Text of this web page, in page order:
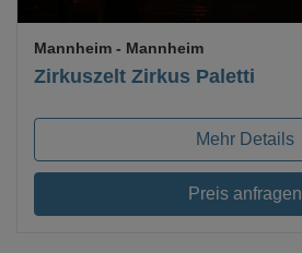
Zirkuszelt Zirkus Paletti
Mannheim - Mannheim
Mehr Details
Preis anfragen